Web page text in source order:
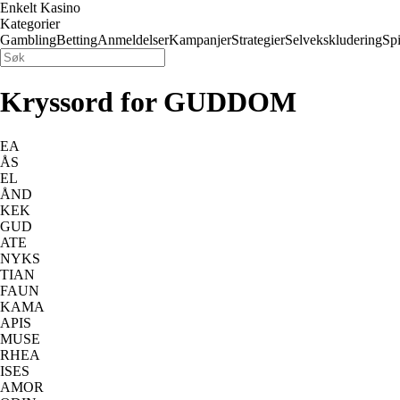
Enkelt Kasino
Kategorier
GamblingBettingAnmeldelserKampanjerStrategierSelvekskludering
Kryssord for GUDDOM
EA
ÅS
EL
ÅND
KEK
GUD
ATE
NYKS
TIAN
FAUN
KAMA
APIS
MUSE
RHEA
ISES
AMOR